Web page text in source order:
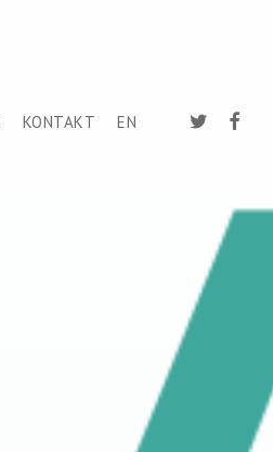
KONTAKT EN TWITTER